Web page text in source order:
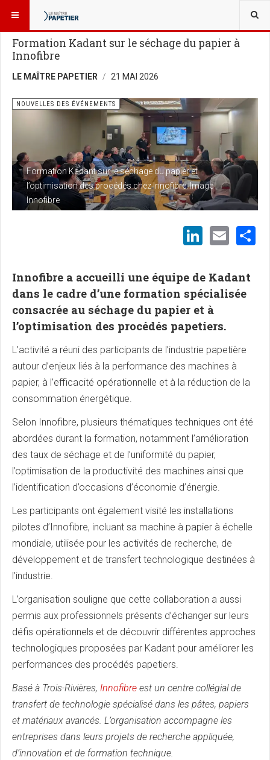
VOUS ÊTES ICI :
Formation Kadant sur le séchage du papier à
Innofibre
LE MAÎTRE PAPETIER 21 MAI 2026
Formation Kadant sur le séchage du papier et
l’optimisation des procédés chez Innofibre. Image :
Innofibre
NOUVELLES DES ÉVÉNEMENTS
Innofibre a accueilli une équipe de Kadant
dans le cadre d’une formation spécialisée
consacrée au séchage du papier et à
l’optimisation des procédés papetiers.
L’activité a réuni des participants de l’industrie papetière
autour d’enjeux liés à la performance des machines à
papier, à l’efficacité opérationnelle et à la réduction de la
consommation énergétique.
Selon Innofibre, plusieurs thématiques techniques ont été
abordées durant la formation, notamment l’amélioration
des taux de séchage et de l’uniformité du papier,
l’optimisation de la productivité des machines ainsi que
l’identification d’occasions d’économie d’énergie.
Les participants ont également visité les installations
pilotes d’Innofibre, incluant sa machine à papier à échelle
mondiale, utilisée pour les activités de recherche, de
développement et de transfert technologique destinées à
l’industrie.
L’organisation souligne que cette collaboration a aussi
permis aux professionnels présents d’échanger sur leurs
défis opérationnels et de découvrir différentes approches
technologiques proposées par Kadant pour améliorer les
performances des procédés papetiers.
Basé à Trois-Rivières, Innofibre est un centre collégial de
transfert de technologie spécialisé dans les pâtes, papiers
et matériaux avancés. L’organisation accompagne les
entreprises dans leurs projets de recherche appliquée,
d’innovation et de formation technique.